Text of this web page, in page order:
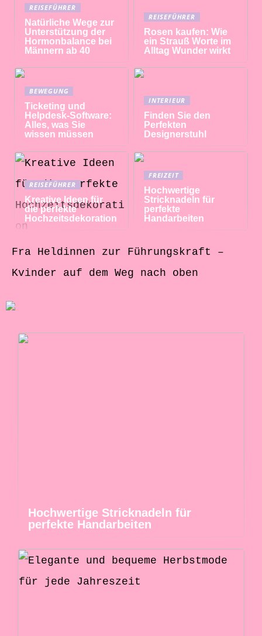
REISEFÜHRER
Natürliche Wege zur
Unterstützung der
Hormonbalance bei
Männern ab 40
REISEFÜHRER
Rosen kaufen: Wie
ein Strauß Worte im
Alltag Wunder wirkt
BEWEGUNG
Ticketing und
Helpdesk-Software:
Alles, was Sie
wissen müssen
INTERIEUR
Finden Sie den
Perfekten
Designerstuhl
REISEFÜHRER
Kreative Ideen für
die perfekte
Hochzeitsdekoration
FREIZEIT
Hochwertige
Stricknadeln für
perfekte
Handarbeiten
Fra Heldinnen zur Führungskraft –
Kvinder auf dem Weg nach oben
Hochwertige Stricknadeln für
perfekte Handarbeiten